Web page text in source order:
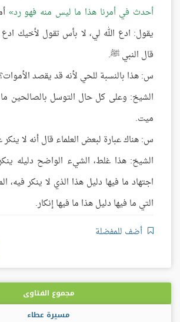
أحدث في أمرنا هذا ما ليس منه فهو رد
يقول: ادع الله لي، لا بأس تقول لأخيك ادع
قال النبي ﷺ.
س: هذا بالنسبة للحي لأنه قد يقصد
الشيخ: وعلى كل حال التوسل بالصالحين
ميت.
س: هناك عبارة لبعض العلماء قال أنه لا
الشيخ: هذا غلط، الشيء الواضح دليله
اجتهاد ما فيها دليل هذا الذي لا ينكر فيه،
التي ما فيها دليل هذا ما فيها إنكار.
أضف للمفضلة
مجموع الفتاوى
مسيرة عطاء